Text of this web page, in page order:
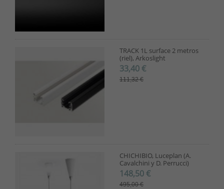
TRACK 1L surface 2 metros
(riel), Arkoslight
33,40 €
111,32 €
CHICHIBIO, Luceplan (A.
Cavalchini y D. Perrucci)
148,50 €
495,00 €